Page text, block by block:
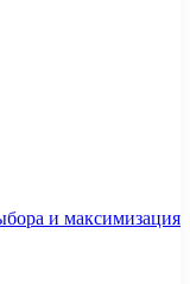
и максимизация